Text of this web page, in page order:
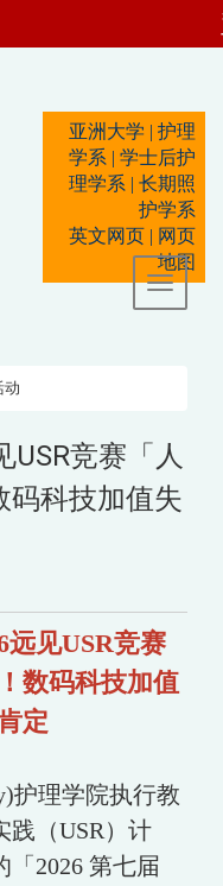
亚洲大学 | 护理
学系 | 学士后护
理学系 | 长期照
护学系
英文网页 | 网页
地图
Toggle
动
USR竞赛「人
码科技加值失
远见USR竞赛
数码科技加值
定
护理学院执行教
践（USR）计
「2026 第七届